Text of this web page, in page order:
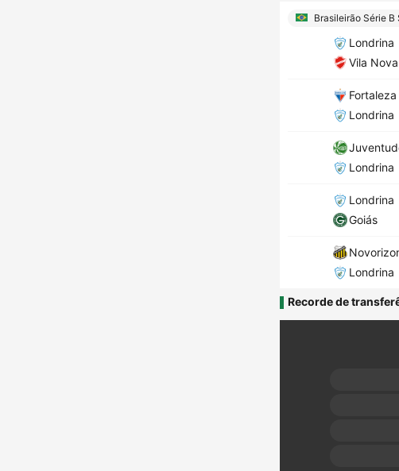
Brasileirão Série B
Londrina
Vila Nova
Fortaleza
Londrina
Londrina
Londrina
Goiás
Londrina
Recorde de